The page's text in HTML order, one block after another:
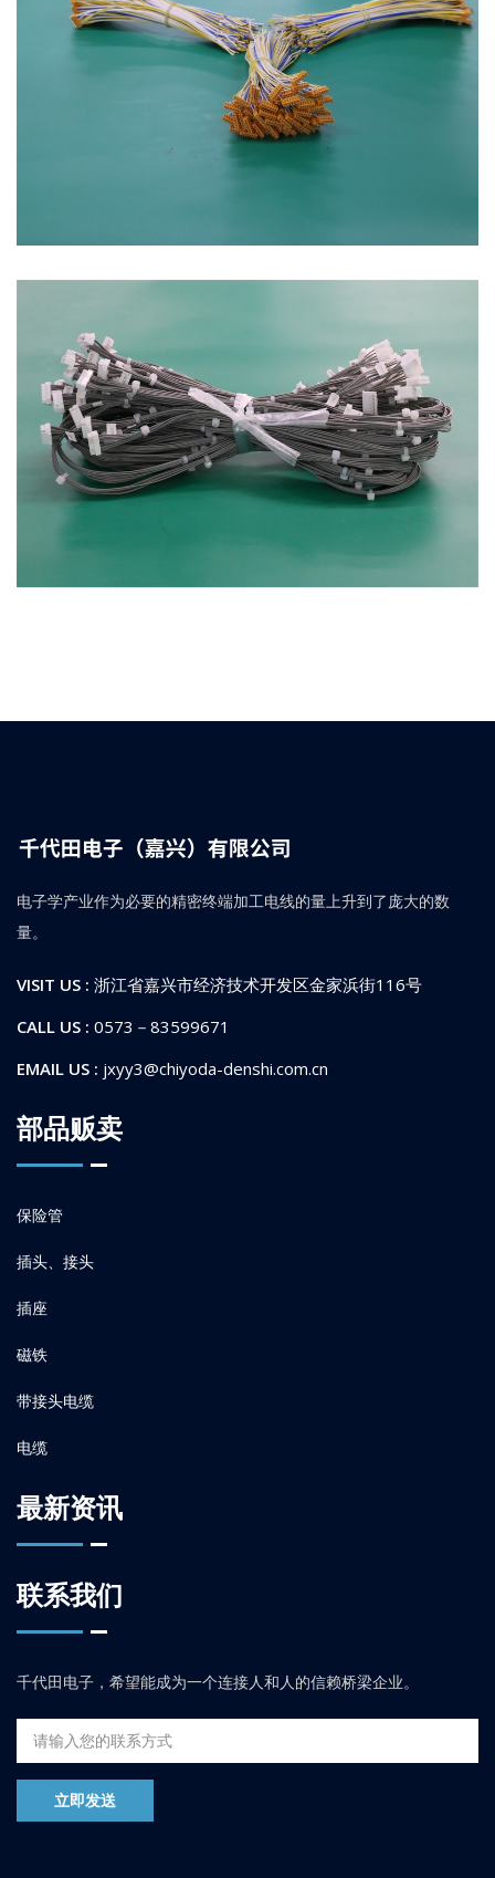
电子学产业作为必要的精密终端加工电线的量上升到了庞大的数
量。
VISIT US : 浙江省嘉兴市经济技术开发区金家浜街116号
CALL US : 0573－83599671
EMAIL US : jxyy3@chiyoda-denshi.com.cn
部品贩卖
保险管
插头、接头
插座
磁铁
带接头电缆
电缆
最新资讯
联系我们
千代田电子，希望能成为一个连接人和人的信赖桥梁企业。
立即发送